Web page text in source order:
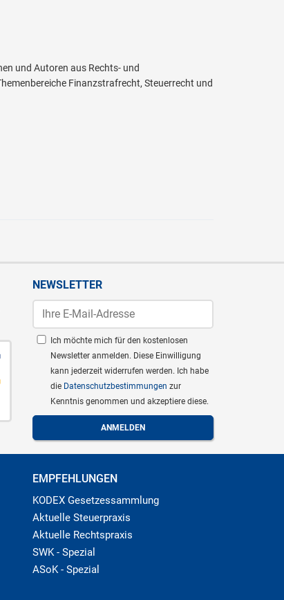
und Autoren aus Rechts- und
Finanzstrafrecht, Steuerrecht und
NEWSLETTER
Ich möchte mich für den kostenlosen
Newsletter anmelden. Diese Einwilligung
kann jederzeit widerrufen werden. Ich habe
die Datenschutzbestimmungen zur
Kenntnis genommen und akzeptiere diese.
EMPFEHLUNGEN
KODEX Gesetzessammlung
Aktuelle Steuerpraxis
Aktuelle Rechtspraxis
SWK - Spezial
ASoK - Spezial